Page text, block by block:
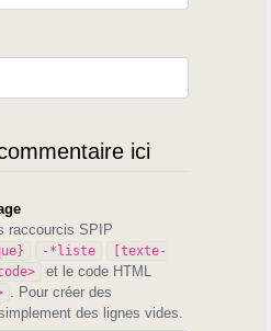
ici
raccourcis SPIP
-*liste
[texte-
et le code HTML
. Pour créer des
des lignes vides.